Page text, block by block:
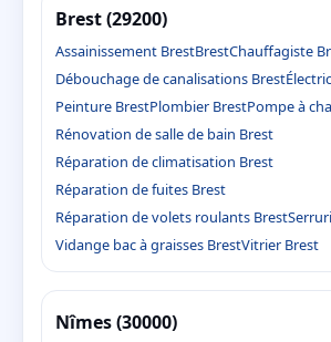
Brest (29200)
Assainissement BrestBrestChauffagiste
Débouchage de canalisations Brest
Peinture BrestPlombier BrestPompe à
Rénovation de salle de bain Brest
Réparation de climatisation Brest
Réparation de fuites Brest
Réparation de volets roulants Brest
Vidange bac à graisses BrestVitrier Brest
Nîmes (30000)